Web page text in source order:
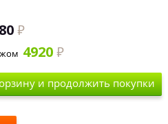
4920
и продолжить покупки